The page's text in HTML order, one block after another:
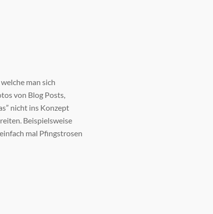
man sich
von Blog Posts,
nicht ins Konzept
Beispielsweise
mal Pfingstrosen